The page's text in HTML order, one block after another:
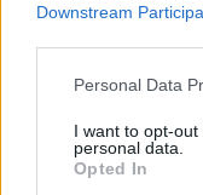
Downstream
Please note that this
not limited to your
grant or deny
use your data for
Personal Data
I want to opt-
personal data.
Opted In
Οι δύο γιοι του
Ανδρέας